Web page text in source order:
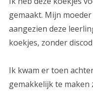
gemaakt. Mijn
aangezien deze
koekjes, zonder
Ik kwam er toen
gemakkelijk te maken